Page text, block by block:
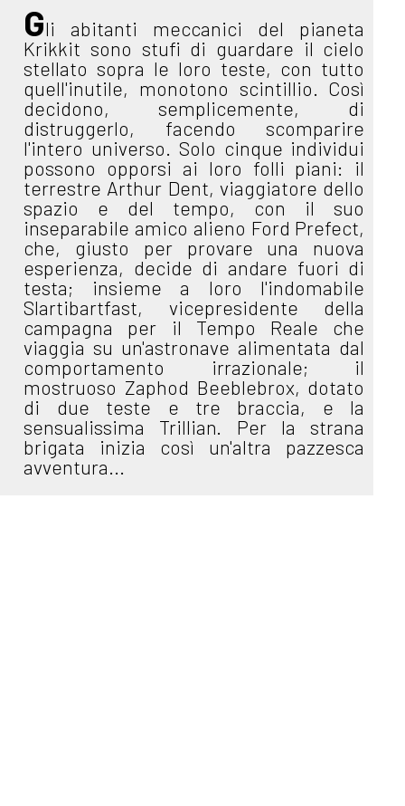
Gli abitanti meccanici del pianeta
Krikkit sono stufi di guardare il cielo
stellato sopra le loro teste, con tutto
quell'inutile, monotono scintillio. Così
decidono, semplicemente, di
distruggerlo, facendo scomparire
l'intero universo. Solo cinque individui
possono opporsi ai loro folli piani: il
terrestre Arthur Dent, viaggiatore dello
spazio e del tempo, con il suo
inseparabile amico alieno Ford Prefect,
che, giusto per provare una nuova
esperienza, decide di andare fuori di
testa; insieme a loro l'indomabile
Slartibartfast, vicepresidente della
campagna per il Tempo Reale che
viaggia su un'astronave alimentata dal
comportamento irrazionale; il
mostruoso Zaphod Beeblebrox, dotato
di due teste e tre braccia, e la
sensualissima Trillian. Per la strana
brigata inizia così un'altra pazzesca
avventura...